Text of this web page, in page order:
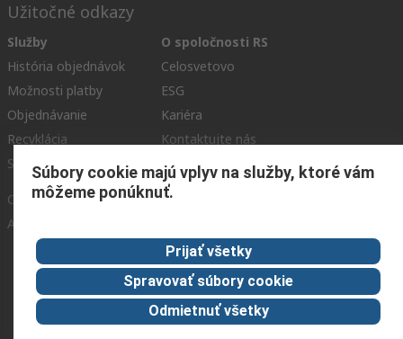
Užitočné odkazy
Služby
História objednávok
Možnosti platby
Objednávanie
Recyklácia
Spôsob dodania
O spoločnosti RS
Celosvetovo
ESG
Kariéra
Kontaktujte nás
Ocenenia
Corporate Group
About RS
RS získala spoločnosť Distrelec v roku 2023
Spolu sme silnejší
Súbory cookie majú vplyv na služby, ktoré vám
môžeme ponúknuť.
Prijať všetky
Spravovať súbory cookie
Odmietnuť všetky